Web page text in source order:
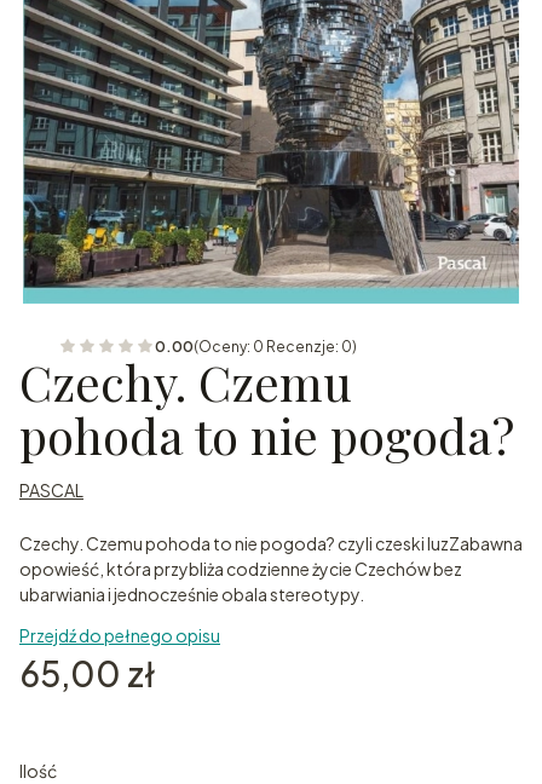
0.00(Oceny: 0 Recenzje: 0)
Czechy. Czemu
pohoda to nie pogoda?
PASCAL
Czechy. Czemu pohoda to nie pogoda? czyli czeski luzZabawna
opowieść, która przybliża codzienne życie Czechów bez
ubarwiania i jednocześnie obala stereotypy.
Przejdź do pełnego opisu
Cena
65,00 zł
Ilość